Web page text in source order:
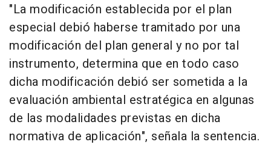
"La modificación establecida por el plan
especial debió haberse tramitado por una
modificación del plan general y no por tal
instrumento, determina que en todo caso
dicha modificación debió ser sometida a la
evaluación ambiental estratégica en algunas
de las modalidades previstas en dicha
normativa de aplicación", señala la sentencia.